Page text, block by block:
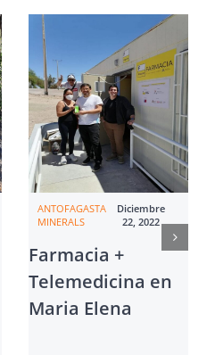
ANTOFAGASTA
MINERALS
Diciembre
22, 2022
Farmacia +
Telemedicina en
Maria Elena